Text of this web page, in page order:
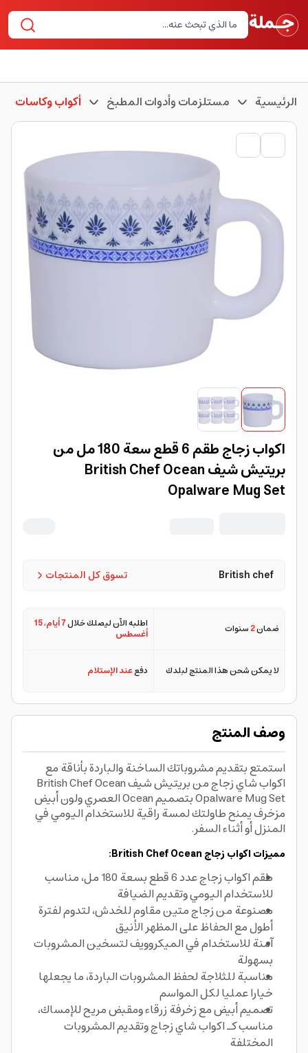
الرئيسية مستلزمات وأدوات المطبخ أكواب وكاسات
اكواب زجاج طقم 6 قطع سعة 180 مل من
بريتيش شيف British Chef Ocean
Opalware Mug Set
تسوق كل المنتجات British chef
ضمان2سنوات اطلبه الآن ليصلك خلال7 أيام ،15
أغسطس
لا يمكن شحن هذا المنتج لبلدك دفععند الإستلام
وصف المنتج
استمتع بتقديم مشروباتك الساخنة والباردة بأناقة مع
اكواب شاي زجاج من بريتيش شيف British Chef Ocean
Opalware Mug Set بتصميم Ocean العصري ولون أبيض
مزخرف يمنح طاولتك لمسة راقية للاستخدام اليومي في
المنزل أو أثناء السفر.
مميزات اكواب زجاج British Chef Ocean:
طقم اكواب زجاج عدد 6 قطع بسعة 180 مل، مناسب
للاستخدام اليومي وتقديم الضيافة
مصنوعة من زجاج متين مقاوم للخدش، لتدوم لفترة
أطول مع الحفاظ على المظهر الأنيق
آمنة للاستخدام في الميكروويف لتسخين المشروبات
بسهولة
مناسبة للثلاجة لحفظ المشروبات الباردة، ما يجعلها
خيارا عمليا لكل المواسم
تصميم أبيض مع زخرفة زرقاء ومقبض مريح للإمساك،
مناسب كـ اكواب شاي زجاج وتقديم المشروبات
المختلفة